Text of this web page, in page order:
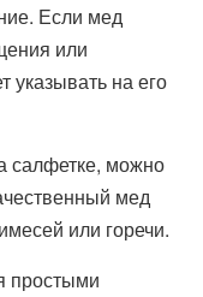
Если мед
или
указывать на его
салфетке, можно
мед
или горечи.
простыми